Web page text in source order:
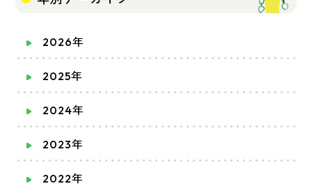
2026年
2025年
2024年
2023年
2022年